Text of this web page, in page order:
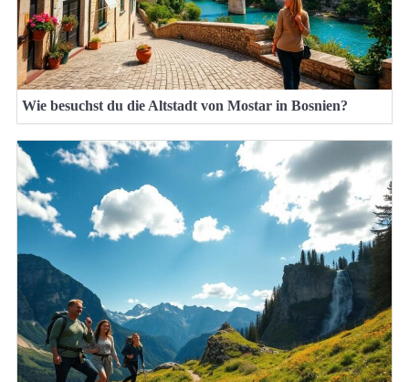
Wie besuchst du die Altstadt von Mostar in Bosnien?